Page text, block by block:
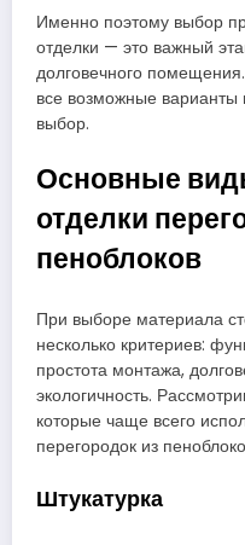
Именно поэтому выбор
отделки — это важный
долговечного
все возможные
выбор.
Основные
отделки
пеноблоков
При выборе материала
несколько критериев:
простота монтажа,
экологичность.
которые чаще всего
перегородок из
Штукатурка